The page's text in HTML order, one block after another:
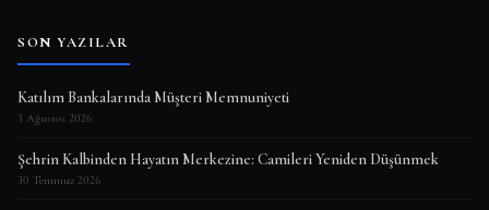
SON YAZILAR
Katılım Bankalarında Müşteri Memnuniyeti
3 Ağustos 2026
Şehrin Kalbinden Hayatın Merkezine: Camileri Yeniden Düşünmek
30 Temmuz 2026